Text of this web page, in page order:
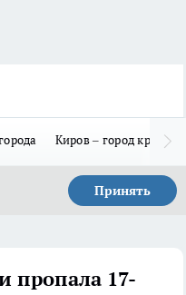
Киров – город
Принять
пропала 17-